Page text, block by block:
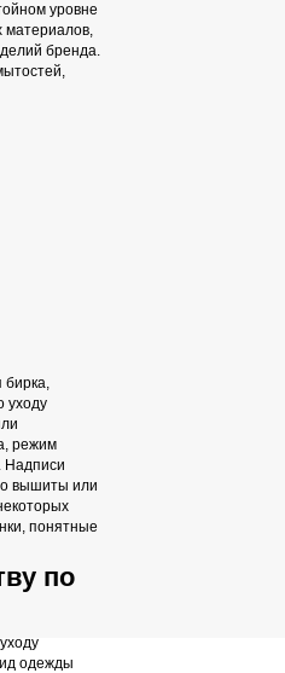
уровне
материалов,
бренда.
бирка,
уходу
режим
Надписи
вышиты или
понятные
по
одежды